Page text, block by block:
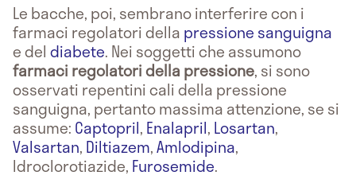
Le bacche, poi, sembrano interferire con i
farmaci regolatori della pressione sanguigna
e del diabete. Nei soggetti che assumono
farmaci regolatori della pressione, si sono
osservati repentini cali della pressione
sanguigna, pertanto massima attenzione, se si
assume: Captopril, Enalapril, Losartan,
Valsartan, Diltiazem,Amlodipina,
Idroclorotiazide, Furosemide.